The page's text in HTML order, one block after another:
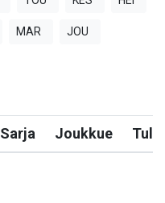
MAR JOU
Sarja Joukkue